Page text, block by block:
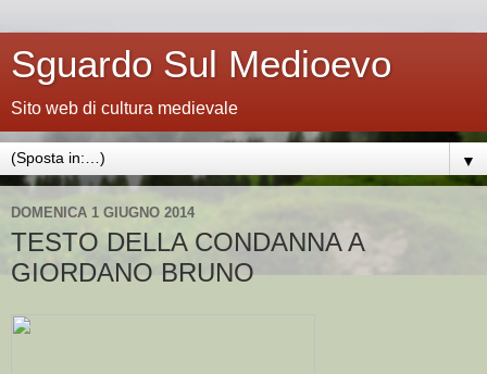
Sguardo Sul Medioevo
Sito web di cultura medievale
▼
DOMENICA 1 GIUGNO 2014
TESTO DELLA CONDANNA A
GIORDANO BRUNO